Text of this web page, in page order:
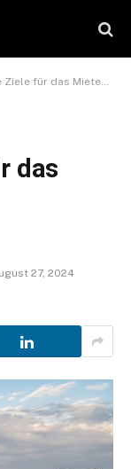
von kleinen elektrischen Booten
das
27, 2024